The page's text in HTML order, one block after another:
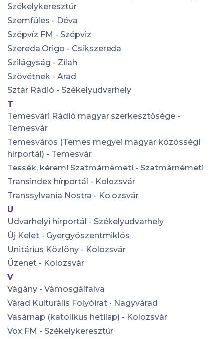
Székelykeresztúr
Szemfüles - Déva
Szépvíz FM - Szépviz
Szereda.Origo - Csíkszereda
Szilágyság - Zilah
Szövétnek - Arad
Sztár Rádió - Székelyudvarhely
T
Temesvári Rádió magyar szerkesztősége -
Temesvár
Temesváros (Temes megyei magyar közösségi
hírportál) - Temesvár
Tessék, kérem! Szatmárnémeti - Szatmárnémeti
Transindex hírportál - Kolozsvár
Transsylvania Nostra - Kolozsvár
U
Udvarhelyi hírportál - Székelyudvarhely
Új Kelet - Gyergyószentmiklós
Unitárius Közlöny - Kolozsvár
Üzenet - Kolozsvár
V
Vágány - Vámosgálfalva
Várad Kulturális Folyóirat - Nagyvárad
Vasárnap (katolikus hetilap) - Kolozsvár
Vox FM - Székelykeresztúr